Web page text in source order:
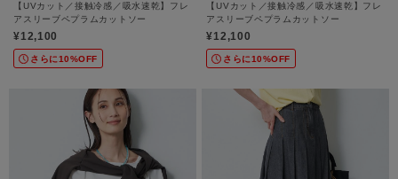
【UVカット／接触冷感／吸水速乾】フレ
アスリーブペプラムカットソー
¥12,100
さらに10%OFF
【UVカット／接触冷感／吸水速乾】フレ
アスリーブペプラムカットソー
¥12,100
さらに10%OFF